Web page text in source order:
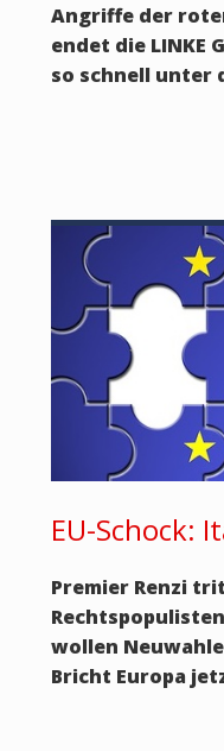
Angriffe der
endet die LINKE
so schnell unter
EU-Schock:
Premier Renzi
wollen
Bricht Europa